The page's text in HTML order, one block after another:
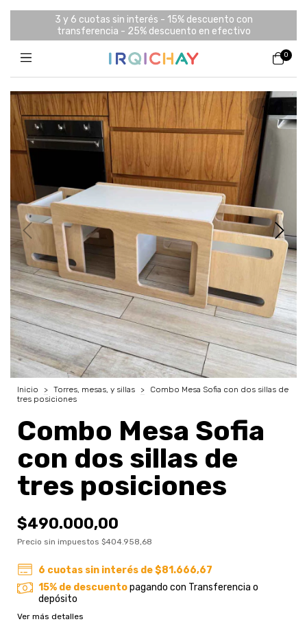
3 y 6 cuotas sin interés - 15% descuento con
transferencia - 25% descuento en efectivo
0
1
Inicio > Torres, mesas, y sillas >
Combo Mesa Sofia con dos sillas de
tres posiciones
Combo Mesa Sofia
con dos sillas de
tres posiciones
$490.000,00
Precio sin impuestos $404.958,68
6 cuotas sin interés de$81.666,67
15% de descuentopagando con Transferencia o
depósito
Ver más detalles